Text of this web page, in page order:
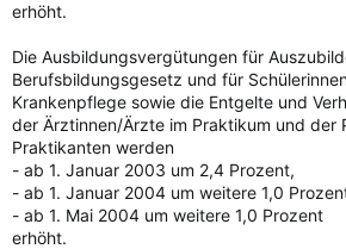
erhöht.
Die Ausbildungsvergütungen für
Berufsbildungsgesetz und für
Krankenpflege sowie die Entgelte und
der Ärztinnen/Ärzte im Praktikum und der
Praktikanten werden
- ab 1. Januar 2003 um 2,4 Prozent,
- ab 1. Januar 2004 um weitere 1,0
- ab 1. Mai 2004 um weitere 1,0 Prozent
erhöht.